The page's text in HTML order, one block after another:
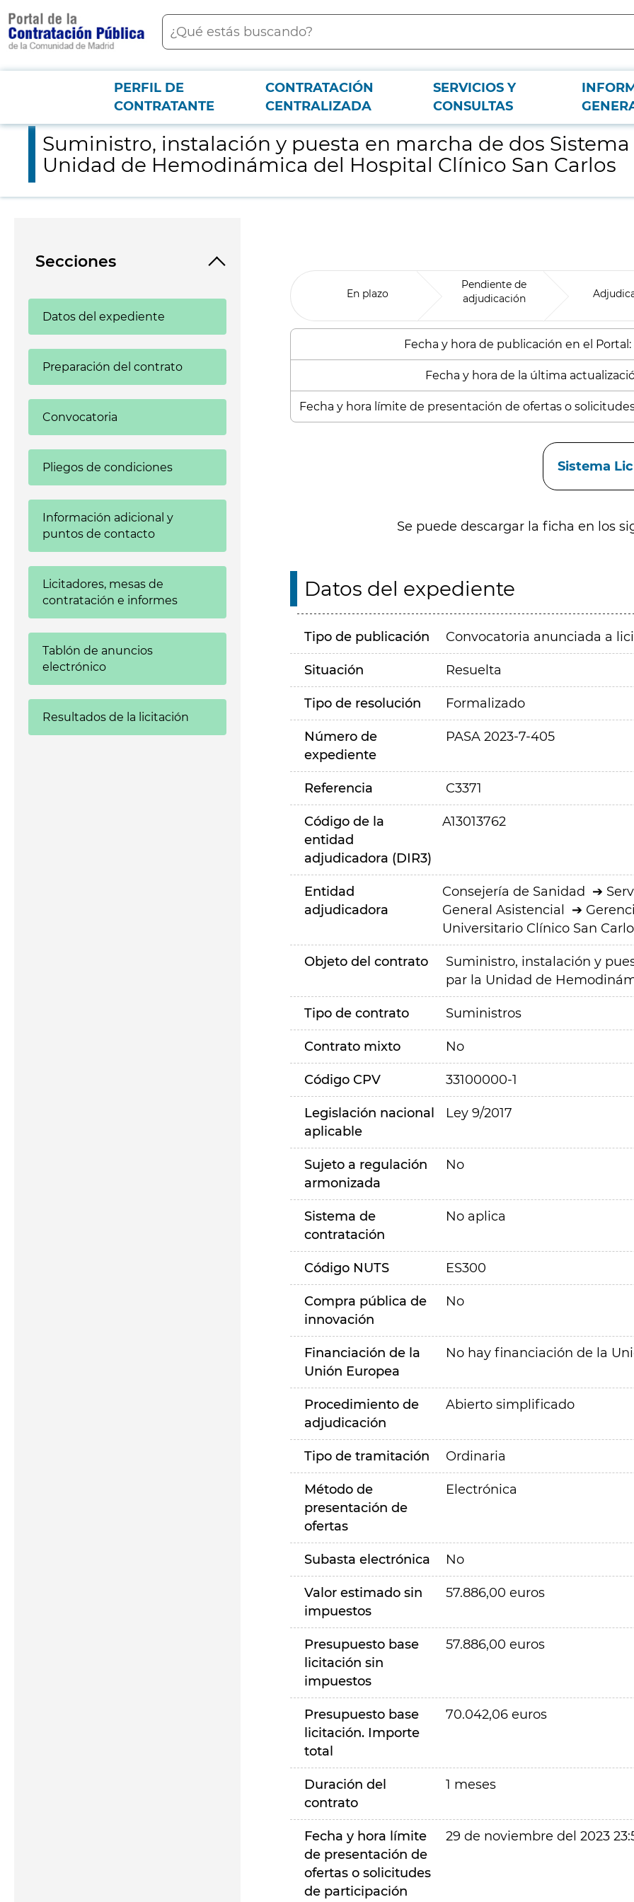
contenido
principal
Buscar
Menú PCON
PERFIL DE
CONTRATANTE
CONTRATACIÓN
CENTRALIZADA
SERVICIOS Y
CONSULTAS
Suministro, instalación y puesta en marcha de dos Sistema de Anestesia par la Unidad de Hemodinámica del Hospital Clínico San Carlos
Suministro, instalación y puesta en marcha de dos
Unidad de Hemodinámica del Hospital Clínico San Carlos
Secciones
Datos del expediente
Preparación del contrato
Convocatoria
Pliegos de condiciones
Información adicional y
puntos de contacto
Licitadores, mesas de
contratación e informes
Tablón de anuncios
electrónico
Resultados de la licitación
En plazo
Pendiente de
adjudicación
Fecha y hora de publicación en el Portal:
Fecha y hora de la última
Fecha y hora límite de presentación de ofertas o
Sistema
Se puede descargar la ficha en los
Datos del expediente
Tipo de publicación Convocatoria anunciada a
Situación Resuelta
Tipo de resolución Formalizado
Número de
expediente
PASA 2023-7-405
Referencia C3371
Código de la
entidad
adjudicadora (DIR3)
A13013762
Entidad
adjudicadora
Consejería de Sanidad
General Asistencial
Universitario Clínico San
Objeto del contrato
Suministro, instalación y
par la Unidad de
Tipo de contrato Suministros
Contrato mixto No
Código CPV 33100000-1
Legislación nacional
aplicable
Ley 9/2017
Sujeto a regulación
armonizada
No
Sistema de
contratación
No aplica
Código NUTS ES300
Compra pública de
innovación
No
Financiación de la
Unión Europea
No hay financiación de la
Procedimiento de
adjudicación
Abierto simplificado
Tipo de tramitación Ordinaria
Método de
presentación de
ofertas
Electrónica
Subasta electrónica No
Valor estimado sin
impuestos
57.886,00 euros
Presupuesto base
licitación sin
impuestos
57.886,00 euros
Presupuesto base
licitación. Importe
total
70.042,06 euros
Duración del
contrato
1 meses
Fecha y hora límite
de presentación de
ofertas o solicitudes
de participación
29 de noviembre del 2023